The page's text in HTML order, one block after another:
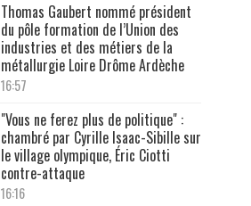
Thomas Gaubert nommé président
du pôle formation de l’Union des
industries et des métiers de la
métallurgie Loire Drôme Ardèche
16:57
"Vous ne ferez plus de politique" :
chambré par Cyrille Isaac-Sibille sur
le village olympique, Éric Ciotti
contre-attaque
16:16